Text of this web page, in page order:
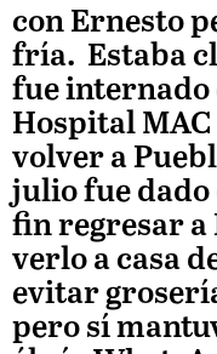
con Ernesto
fría. Estaba
fue internado
Hospital
volver a
julio fue dado
fin regresar a
verlo a casa
evitar
pero sí